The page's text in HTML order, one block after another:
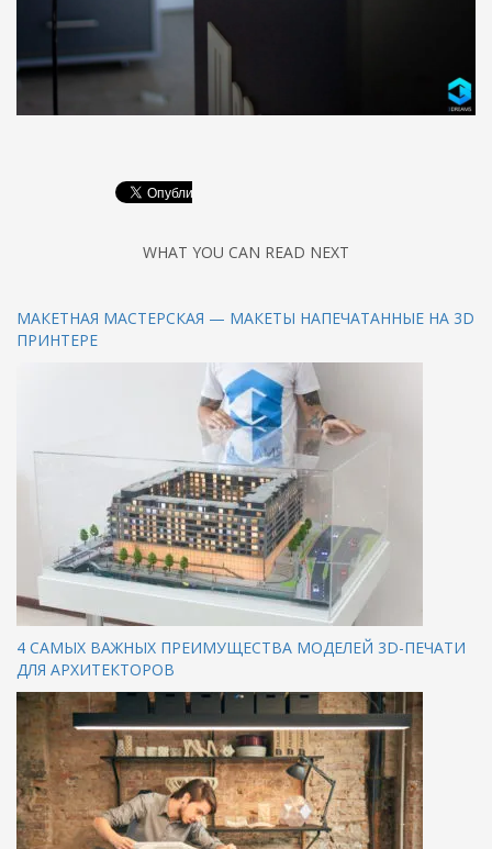
WHAT YOU CAN READ NEXT
МАКЕТНАЯ МАСТЕРСКАЯ — МАКЕТЫ НАПЕЧАТАННЫЕ НА 3D
ПРИНТЕРЕ
4 САМЫХ ВАЖНЫХ ПРЕИМУЩЕСТВА МОДЕЛЕЙ 3D-ПЕЧАТИ
ДЛЯ АРХИТЕКТОРОВ